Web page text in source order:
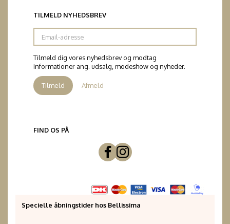
TILMELD NYHEDSBREV
Email-
adresse
Tilmeld dig vores nyhedsbrev og modtag
informationer ang. udsalg, modeshow og nyheder.
Tilmeld Afmeld
FIND OS PÅ
Specielle åbningstider hos Bellissima